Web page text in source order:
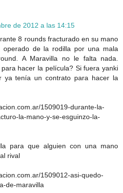
de 2012 a las 14:15
8 rounds fracturado en su mano
operado de la rodilla por una mala
A Maravilla no le falta nada.
hacer la película? Si fuera yanki
ya tenía un contrato para hacer la
1509019-durante-la-
la-mano-y-se-esguinzo-la-
para que alguien con una mano
rival
1509012-asi-quedo-
de-maravilla